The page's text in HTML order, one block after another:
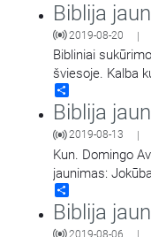
Biblija
2019-08-20 |
Bibliniai
šviesoje. Kalba
Biblija
2019-08-13
Kun. Domingo
jaunimas:
klausimus.
Biblija
2019-08-06